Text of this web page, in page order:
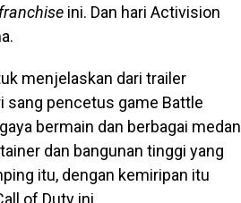
franchise ini. Dan hari Activision
menjelaskan dari trailer
sang pencetus game Battle
bermain dan berbagai medan
dan bangunan tinggi yang
itu, dengan kemiripan itu
of Duty ini.